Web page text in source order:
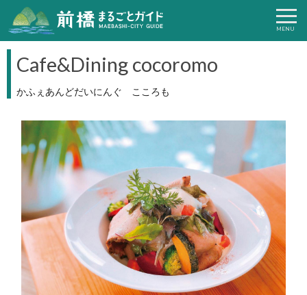
Cafe&Dining cocoromo
かふぇあんどだいにんぐ こころも